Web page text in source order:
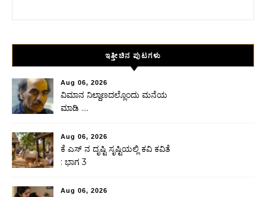
ಇತ್ತೀಚಿನ ಪುಟಗಳು
Aug 06, 2026
ವಿಮಾನ ನಿಲ್ದಾಣದಲ್ಲೊಂದು ಮನೆಯ
ಮಾಡಿ ….
Aug 06, 2026
ಕೆ ಎಸ್ ನ ದೃಷ್ಟಿ ಸೃಷ್ಟಿಯಲ್ಲಿ ಕವಿ ಕವಿತೆ
: ಭಾಗ 3
Aug 06, 2026